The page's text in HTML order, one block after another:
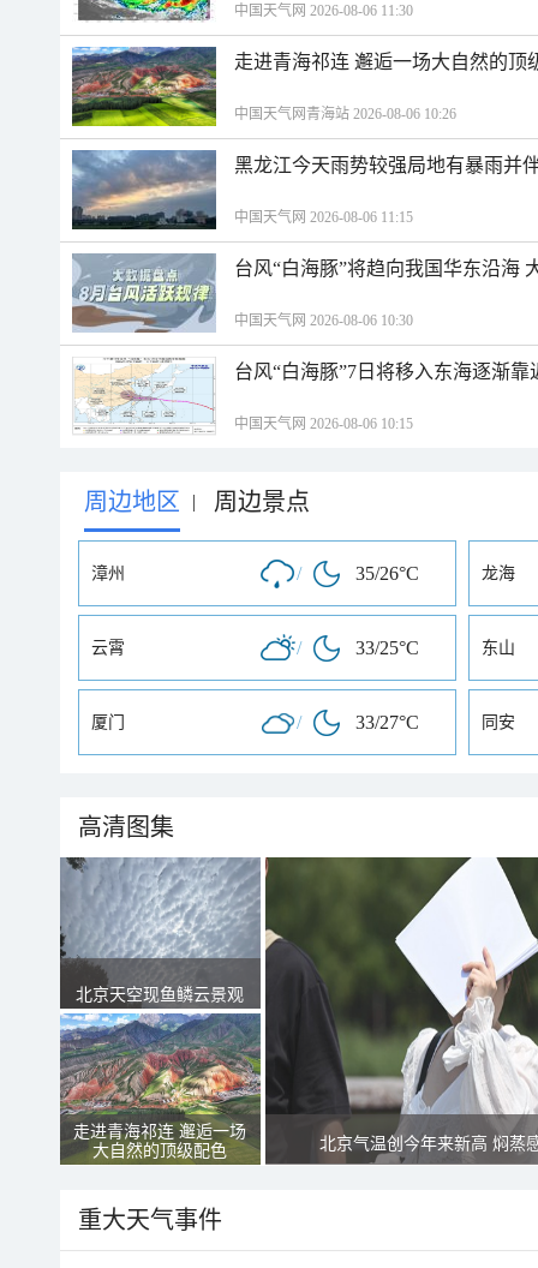
中国天气网 2026-08-06 11:30
走进青海祁连 邂逅一场大自然的顶
中国天气网青海站 2026-08-06 10:26
黑龙江今天雨势较强局地有暴雨并
中国天气网 2026-08-06 11:15
台风“白海豚”将趋向我国华东沿海
中国天气网 2026-08-06 10:30
台风“白海豚”7日将移入东海逐渐
中国天气网 2026-08-06 10:15
周边地区 | 周边景点
漳州 / 35/26°C 龙海
云霄 / 33/25°C 东山
厦门 / 33/27°C 同安
高清图集
北京天空现鱼鳞云景观
走进青海祁连 邂逅一场
大自然的顶级配色
北京气温创今年来新高 焖蒸
重大天气事件